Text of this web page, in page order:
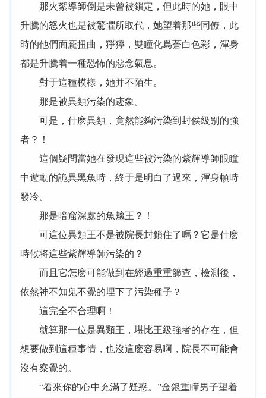
那火絮導師倒是未曾被鎖定，但此時的她，眼中
升騰的怒火也是被驚懼所取代，她望着那些同僚，此
時的他們面龐扭曲，猙獰，雙瞳化爲蒼白色彩，渾身
都是升騰着一種恐怖的惡念氣息。
對于這種模樣，她并不陌生。
那是被異類污染的迹象。
可是，什麽異類，竟然能夠污染到封侯級别的強
者？！
這個疑問當她在發現這些被污染的紫輝導師眼瞳
中遊動的詭異黑魚時，終于是明白了過來，渾身頓時
發冷。
那是暗窟深處的魚魑王？！
可這位異類王不是被院長封鎖住了嗎？它是什麽
時候将這些紫輝導師污染的？
而且它怎麽可能做到在經過重重篩查，檢測後，
依然神不知鬼不覺的埋下了污染種子？
這完全不合理啊！
就算那一位是異類王，堪比王級強者的存在，但
想要做到這種事情，也沒這麽容易啊，院長不可能會
沒有察覺的。
“看來你的心中充滿了疑惑。”金銀重瞳男子望着